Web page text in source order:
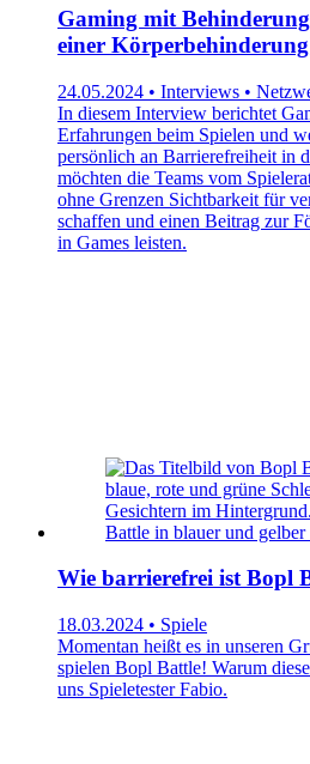
Gaming mit
einer
24.05.2024 • Interviews •
In diesem Interview berichtet
Erfahrungen beim Spielen und
persönlich an Barrierefreiheit in
möchten die Teams vom
ohne Grenzen Sichtbarkeit für
schaffen und einen Beitrag zur
in Games leisten.
Wie barrierefrei ist Bopl
18.03.2024 • Spiele
Momentan heißt es in unseren
spielen Bopl Battle! Warum
uns Spieletester Fabio.